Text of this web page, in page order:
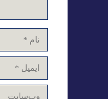
ایمیل
وب‌سایت